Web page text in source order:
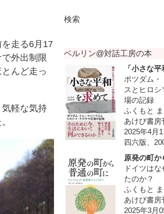
走る6月17
外出制限
んど走っ
軽な気持
検索